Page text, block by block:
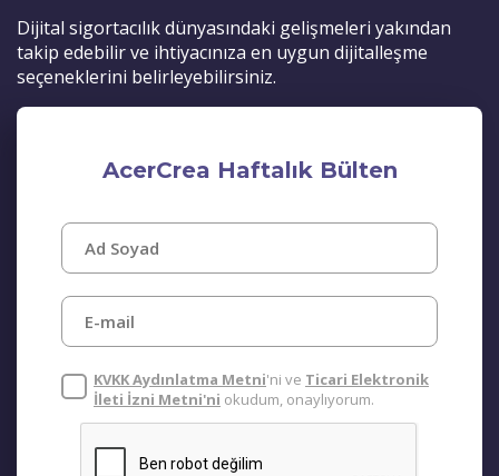
Dijital sigortacılık dünyasındaki gelişmeleri yakından
takip edebilir ve ihtiyacınıza en uygun dijitalleşme
seçeneklerini belirleyebilirsiniz.
AcerCrea Haftalık Bülten
KVKK Aydınlatma Metni'ni ve Ticari Elektronik
İleti İzni Metni'ni okudum, onaylıyorum.